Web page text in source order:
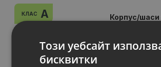
КЛАС A
Корпус/шаси
P/N:
Този уебсайт
бисквитки